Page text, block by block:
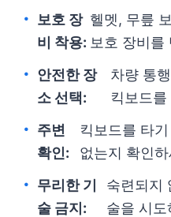
보호 장
비 착용:
헬멧, 무릎
보호 장비를
안전한 장
소 선택:
차량 통
킥보드를
주변
확인:
킥보드를 타
없는지 확인
무리한 기
술 금지:
숙련되지
술을 시